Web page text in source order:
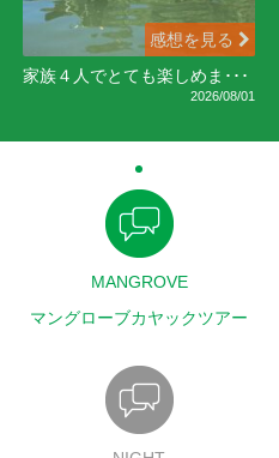
感想を見る
家族４人でとても楽しめま･･･
2026/08/01
MANGROVE
マングローブカヤックツアー